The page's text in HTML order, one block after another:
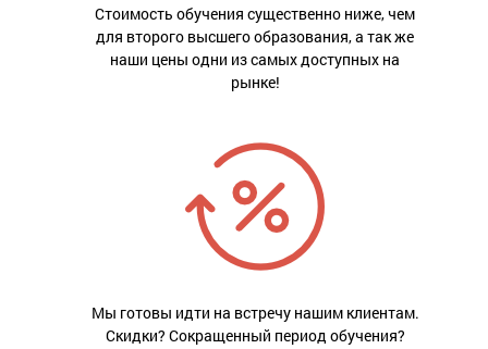
Стоимость обучения существенно ниже, чем
для второго высшего образования, а так же
наши цены одни из самых доступных на
рынке!
Мы готовы идти на встречу нашим клиентам.
Скидки? Сокращенный период обучения?